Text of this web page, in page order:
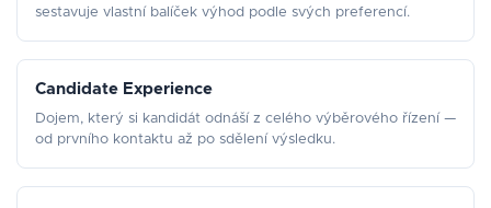
sestavuje vlastní balíček výhod podle svých preferencí.
Candidate Experience
Dojem, který si kandidát odnáší z celého výběrového řízení —
od prvního kontaktu až po sdělení výsledku.